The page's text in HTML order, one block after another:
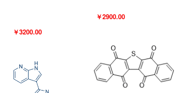
￥3200.00
￥2900.00